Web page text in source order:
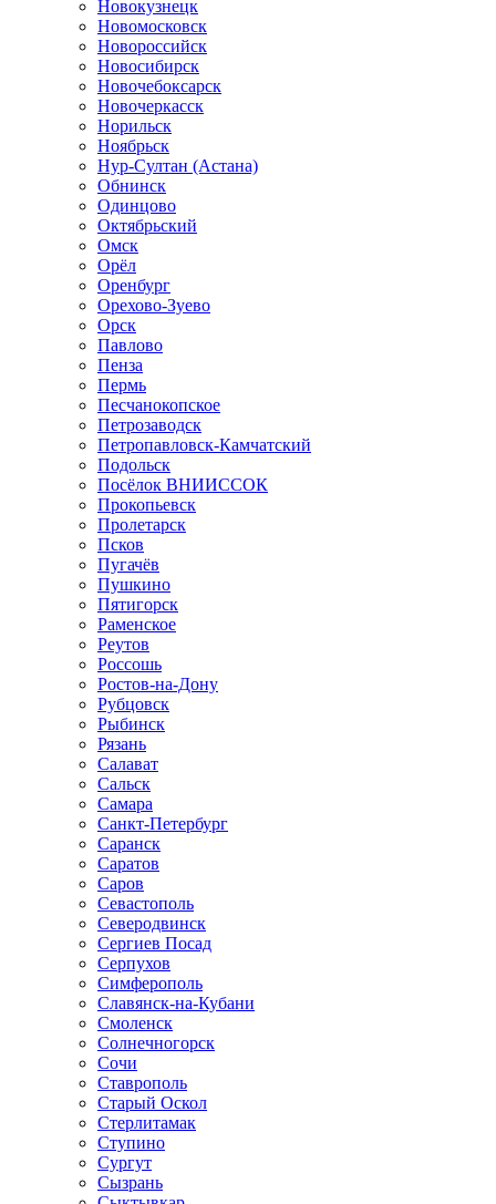
Новокузнецк
Новомосковск
Новороссийск
Новосибирск
Новочебоксарск
Новочеркасск
Норильск
Ноябрьск
Нур-Султан (Астана)
Обнинск
Одинцово
Октябрьский
Омск
Орёл
Оренбург
Орехово-Зуево
Орск
Павлово
Пенза
Пермь
Песчанокопское
Петрозаводск
Петропавловск-Камчатский
Подольск
Посёлок ВНИИССОК
Прокопьевск
Пролетарск
Псков
Пугачёв
Пушкино
Пятигорск
Раменское
Реутов
Россошь
Ростов-на-Дону
Рубцовск
Рыбинск
Рязань
Салават
Сальск
Самара
Санкт-Петербург
Саранск
Саратов
Саров
Севастополь
Северодвинск
Сергиев Посад
Серпухов
Симферополь
Славянск-на-Кубани
Смоленск
Солнечногорск
Сочи
Ставрополь
Старый Оскол
Стерлитамак
Ступино
Сургут
Сызрань